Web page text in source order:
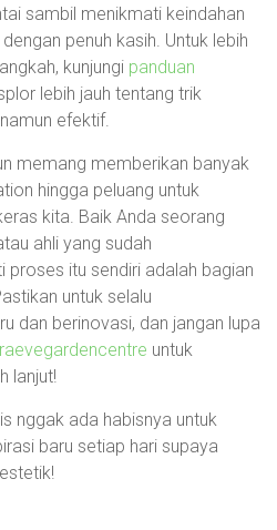
sambil menikmati keindahan
penuh kasih. Untuk lebih
kunjungi panduan
lebih jauh tentang trik
efektif.
memang memberikan banyak
hingga peluang untuk
kita. Baik Anda seorang
ahli yang sudah
proses itu sendiri adalah bagian
untuk selalu
dan berinovasi, dan jangan lupa
untuk
lanjut!
nggak ada habisnya untuk
baru setiap hari supaya